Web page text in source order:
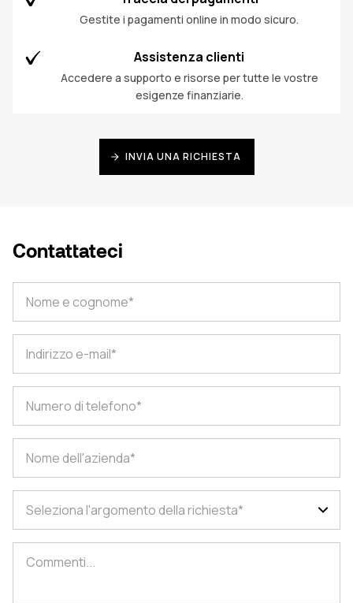
Gestite i pagamenti online in modo sicuro.
Assistenza clienti
Accedere a supporto e risorse per tutte le vostre
esigenze finanziarie.
INVIA UNA RICHIESTA
Contattateci
Seleziona l'argomento della richiesta*